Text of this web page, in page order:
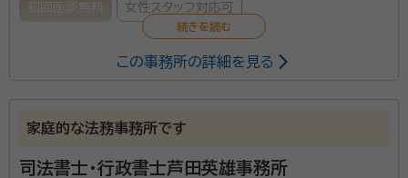
初回面談無料 女性スタッフ対応可
土地家屋調査士との合同事務所です。女性行政書士が
しながら、将来に向けてのご提案もさせていただきま
す。
この事務所の詳細を見る
家庭的な法務事務所です
司法書士・行政書士芦田英雄事務所